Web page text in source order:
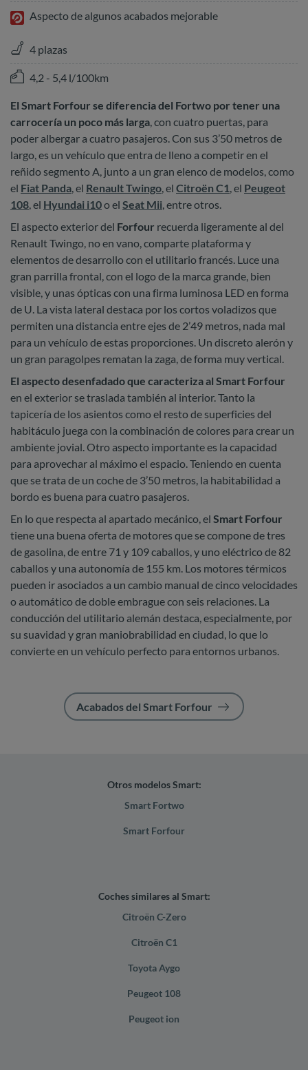
Aspecto de algunos acabados mejorable
4 plazas
4,2 - 5,4 l/100km
El Smart Forfour se diferencia del Fortwo por tener una
carrocería un poco más larga, con cuatro puertas, para
poder albergar a cuatro pasajeros. Con sus 3’50 metros de
largo, es un vehículo que entra de lleno a competir en el
reñido segmento A, junto a un gran elenco de modelos, como
el Fiat Panda, el Renault Twingo, el Citroën C1, el Peugeot
108, el Hyundai i10o el Seat Mii, entre otros.
El aspecto exterior del Forfour recuerda ligeramente al del
Renault Twingo, no en vano, comparte plataforma y
elementos de desarrollo con el utilitario francés. Luce una
gran parrilla frontal, con el logo de la marca grande, bien
visible, y unas ópticas con una firma luminosa LED en forma
de U. La vista lateral destaca por los cortos voladizos que
permiten una distancia entre ejes de 2’49 metros, nada mal
para un vehículo de estas proporciones. Un discreto alerón y
un gran paragolpes rematan la zaga, de forma muy vertical.
El aspecto desenfadado que caracteriza al Smart Forfour
en el exterior se traslada también al interior. Tanto la
tapicería de los asientos como el resto de superficies del
habitáculo juega con la combinación de colores para crear un
ambiente jovial. Otro aspecto importante es la capacidad
para aprovechar al máximo el espacio. Teniendo en cuenta
que se trata de un coche de 3’50 metros, la habitabilidad a
bordo es buena para cuatro pasajeros.
En lo que respecta al apartado mecánico, el Smart Forfour
tiene una buena oferta de motores que se compone de tres
de gasolina, de entre 71 y 109 caballos, y uno eléctrico de 82
caballos y una autonomía de 155 km. Los motores térmicos
pueden ir asociados a un cambio manual de cinco velocidades
o automático de doble embrague con seis relaciones. La
conducción del utilitario alemán destaca, especialmente, por
su suavidad y gran maniobrabilidad en ciudad, lo que lo
convierte en un vehículo perfecto para entornos urbanos.
Acabados del Smart Forfour
Otros modelos Smart:
Smart Fortwo
Smart Forfour
Coches similares al Smart:
Citroën C-Zero
Citroën C1
Toyota Aygo
Peugeot 108
Peugeot ion